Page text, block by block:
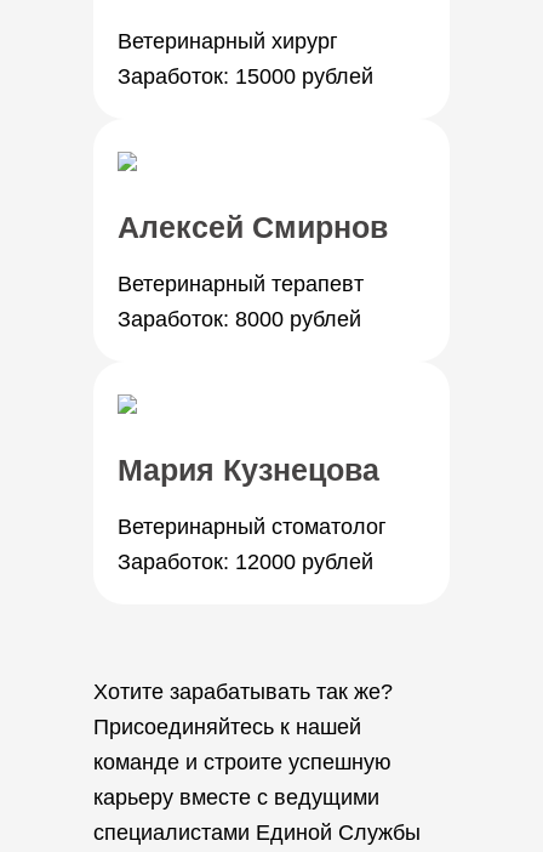
Ветеринарный хирург
Заработок: 15000 рублей
Алексей Смирнов
Ветеринарный терапевт
Заработок: 8000 рублей
Мария Кузнецова
Ветеринарный стоматолог
Заработок: 12000 рублей
Хотите зарабатывать так же?
Присоединяйтесь к нашей
команде и строите успешную
карьеру вместе с ведущими
специалистами Единой Службы